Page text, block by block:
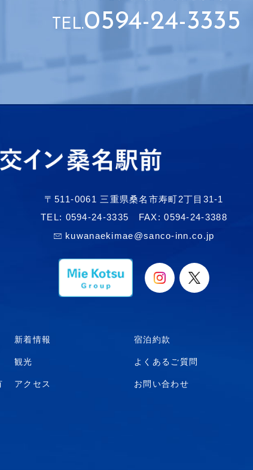
TEL.0594-24-3335
〒511-0061 三重県桑名市寿町2丁目31-1
TEL: 0594-24-3335
FAX: 0594-24-3388
kuwanaekimae@sanco-inn.co.jp
新着情報
観光
アクセス
宿泊約款
よくあるご質問
お問い合わせ